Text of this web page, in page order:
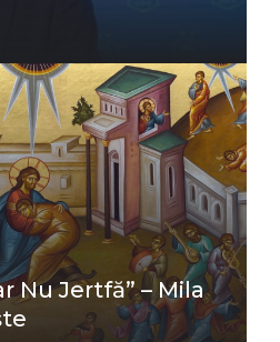
Nu Jertfă” – Mila